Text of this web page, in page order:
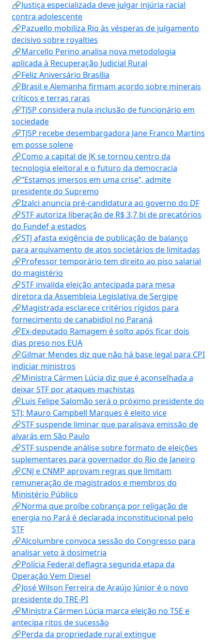
🔗Justiça especializada deve julgar injúria racial
contra adolescente
🔗Pazuello mobiliza Rio às vésperas de julgamento
decisivo sobre royalties
🔗Marcello Perino analisa nova metodologia
aplicada à Recuperação Judicial Rural
🔗Feliz Aniversário Brasília
🔗Brasil e Alemanha firmam acordo sobre minerais
críticos e terras raras
🔗TJSP considera nula inclusão de funcionário em
sociedade
🔗TJSP recebe desembargadora Jane Franco Martins
em posse solene
🔗Como a capital de JK se tornou centro da
tecnologia eleitoral e o futuro da democracia
🔗“Estamos imersos em uma crise”, admite
presidente do Supremo
🔗Izalci anuncia pré-candidatura ao governo do DF
🔗STF autoriza liberação de R$ 3,7 bi de precatórios
do Fundef a estados
🔗STJ afasta exigência de publicação de balanço
para arquivamento de atos societários de limitadas
🔗Professor temporário tem direito ao piso salarial
do magistério
🔗STF invalida eleição antecipada para mesa
diretora da Assembleia Legislativa de Sergipe
🔗Magistrada esclarece critérios rígidos para
fornecimento de canabidiol no Paraná
🔗Ex-deputado Ramagem é solto após ficar dois
dias preso nos EUA
🔗Gilmar Mendes diz que não há base legal para CPI
indiciar ministros
🔗Ministra Cármen Lúcia diz que é aconselhada a
deixar STF por ataques machistas
🔗Luis Felipe Salomão será o próximo presidente do
STJ; Mauro Campbell Marques é eleito vice
🔗STF suspende liminar que paralisava emissão de
alvarás em São Paulo
🔗STF suspende análise sobre formato de eleições
suplementares para governador do Rio de Janeiro
🔗CNJ e CNMP aprovam regras que limitam
remuneração de magistrados e membros do
Ministério Público
🔗Norma que proíbe cobrança por religação de
energia no Pará é declarada inconstitucional pelo
STF
🔗Alcolumbre convoca sessão do Congresso para
analisar veto à dosimetria
🔗Polícia Federal deflagra segunda etapa da
Operação Vem Diesel
🔗José Wilson Ferreira de Araújo Júnior é o novo
presidente do TRE-PI
🔗Ministra Cármen Lúcia marca eleição no TSE e
antecipa ritos de sucessão
🔗Perda da propriedade rural extingue